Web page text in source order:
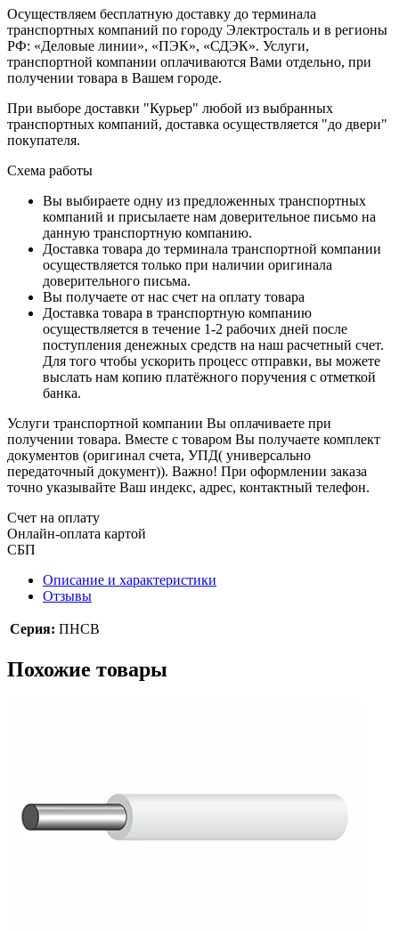
Осуществляем бесплатную доставку до терминала
транспортных компаний по городу Электросталь и в регионы
РФ: «Деловые линии», «ПЭК», «СДЭК». Услуги,
транспортной компании оплачиваются Вами отдельно, при
получении товара в Вашем городе.
При выборе доставки "Курьер" любой из выбранных
транспортных компаний, доставка осуществляется "до двери"
покупателя.
Схема работы
Вы выбираете одну из предложенных транспортных
компаний и присылаете нам доверительное письмо на
данную транспортную компанию.
Доставка товара до терминала транспортной компании
осуществляется только при наличии оригинала
доверительного письма.
Вы получаете от нас счет на оплату товара
Доставка товара в транспортную компанию
осуществляется в течение 1-2 рабочих дней после
поступления денежных средств на наш расчетный счет.
Для того чтобы ускорить процесс отправки, вы можете
выслать нам копию платёжного поручения с отметкой
банка.
Услуги транспортной компании Вы оплачиваете при
получении товара. Вместе с товаром Вы получаете комплект
документов (оригинал счета, УПД( универсально
передаточный документ)). Важно! При оформлении заказа
точно указывайте Ваш индекс, адрес, контактный телефон.
Счет на оплату
Онлайн-оплата картой
СБП
Описание и характеристики
Отзывы
Серия: ПНСВ
Похожие товары